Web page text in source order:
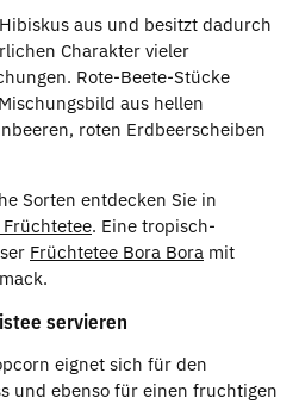
aus und besitzt dadurch
Charakter vieler
Rote-Beete-Stücke
aus hellen
roten Erdbeerscheiben
Sorten entdecken Sie in
Früchtetee. Eine tropisch-
Früchtetee Bora Bora mit
servieren
eignet sich für den
und ebenso für einen fruchtigen